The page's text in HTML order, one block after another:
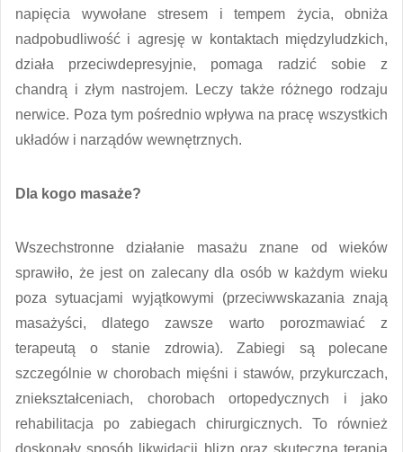
napięcia wywołane stresem i tempem życia, obniża
nadpobudliwość i agresję w kontaktach międzyludzkich,
działa przeciwdepresyjnie, pomaga radzić sobie z
chandrą i złym nastrojem. Leczy także różnego rodzaju
nerwice. Poza tym pośrednio wpływa na pracę wszystkich
układów i narządów wewnętrznych.
Dla kogo masaże?
Wszechstronne działanie masażu znane od wieków
sprawiło, że jest on zalecany dla osób w każdym wieku
poza sytuacjami wyjątkowymi (przeciwwskazania znają
masażyści, dlatego zawsze warto porozmawiać z
terapeutą o stanie zdrowia). Zabiegi są polecane
szczególnie w chorobach mięśni i stawów, przykurczach,
zniekształceniach, chorobach ortopedycznych i jako
rehabilitacja po zabiegach chirurgicznych. To również